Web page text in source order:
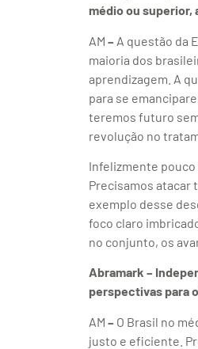
médio ou superior,
AM – A questão da
maioria dos
aprendizagem. A
para se
teremos futuro
revolução no
Infelizmente
Precisamos atacar
exemplo desse
foco claro
no conjunto, os
Abramark –
perspectivas para
AM – O Brasil no
justo e eficiente.